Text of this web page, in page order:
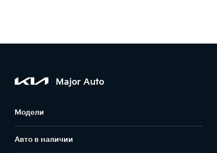
Major Auto
Модели
Авто в наличии